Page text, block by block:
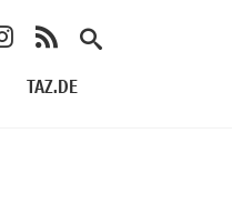
TAZ.DE